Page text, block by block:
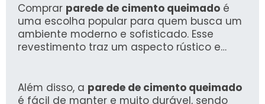
Comprar parede de cimento queimado é
uma escolha popular para quem busca um
ambiente moderno e sofisticado. Esse
revestimento traz um aspecto rústico e
Além disso, a parede de cimento queimado
é fácil de manter e muito durável, sendo